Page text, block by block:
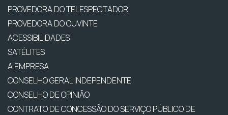
PROVEDORA DO TELESPECTADOR
PROVEDORA DO OUVINTE
ACESSIBILIDADES
SATÉLITES
A EMPRESA
CONSELHO GERAL INDEPENDENTE
CONSELHO DE OPINIÃO
CONTRATO DE CONCESSÃO DO SERVIÇO PÚBLICO DE